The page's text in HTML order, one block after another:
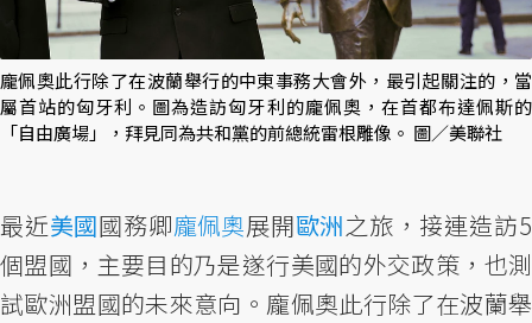
龐佩奧此行除了在波蘭舉行的中東事務大會外，最引起關注的，當
屬首站的匈牙利。圖為造訪匈牙利的龐佩奧，在首都布達佩斯的
「自由廣場」，拜見同為共和黨的前總統雷根雕像。 圖／美聯社
最近美國國務卿龐佩奧展開歐洲之旅，接連造訪5
個盟國，主要目的乃是遂行美國的外交政策，也測
試歐洲盟國的未來意向。龐佩奧此行除了在波蘭舉